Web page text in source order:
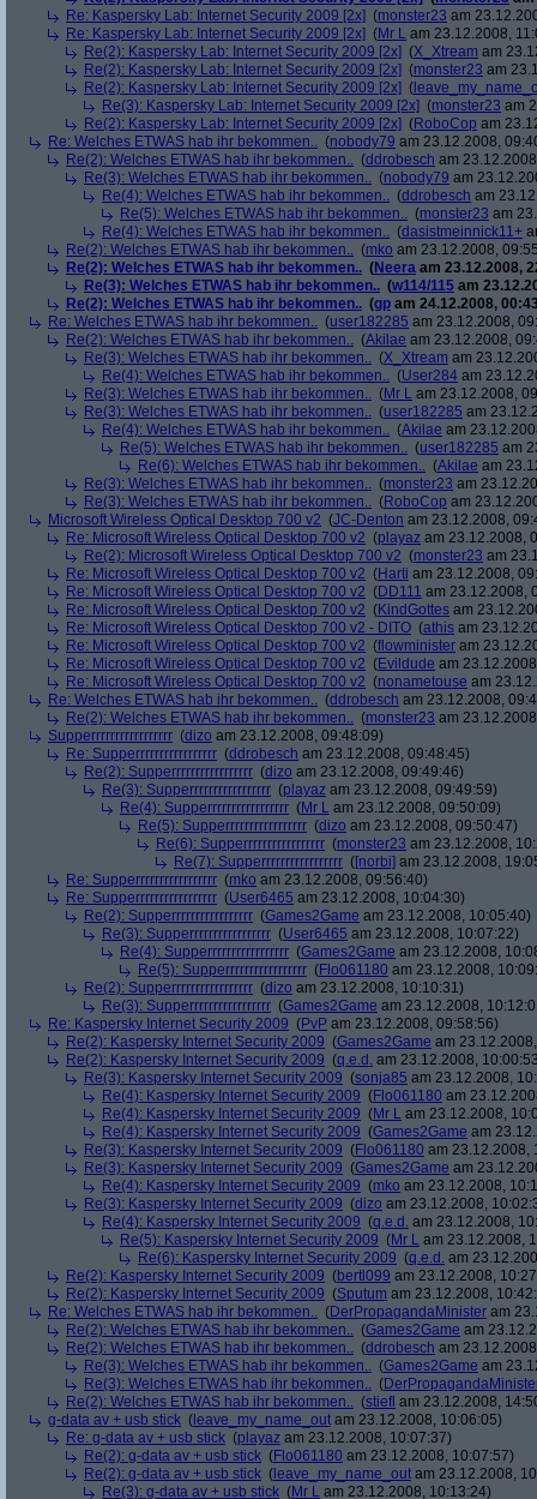
Re: Kaspersky Lab: Internet Security 2009 [2x] (monster23 am
Re: Kaspersky Lab: Internet Security 2009 [2x] (Mr L am 23.12.2008,
Re(2): Kaspersky Lab: Internet Security 2009 [2x] (X_Xtream am
Re(2): Kaspersky Lab: Internet Security 2009 [2x] (monster23 am
Re(2): Kaspersky Lab: Internet Security 2009 [2x] (
Re(3): Kaspersky Lab: Internet Security 2009 [2x] (monster23 am
Re(2): Kaspersky Lab: Internet Security 2009 [2x] (RoboCop am
Re: Welches ETWAS hab ihr bekommen.. (nobody79 am 23.12.2008,
Re(2): Welches ETWAS hab ihr bekommen.. (ddrobesch am
Re(3): Welches ETWAS hab ihr bekommen.. (nobody79 am
Re(4): Welches ETWAS hab ihr bekommen.. (ddrobesch am
Re(5): Welches ETWAS hab ihr bekommen.. (monster23 am
Re(4): Welches ETWAS hab ihr bekommen.. (dasistmeinnick11+
Re(2): Welches ETWAS hab ihr bekommen.. (mko am 23.12.2008,
Re(2): Welches ETWAS hab ihr bekommen.. (Neera am 23.12.2008,
Re(3): Welches ETWAS hab ihr bekommen.. (w114/115 am
Re(2): Welches ETWAS hab ihr bekommen.. (gp am 24.12.2008,
Re: Welches ETWAS hab ihr bekommen.. (user182285 am 23.12.2008,
Re(2): Welches ETWAS hab ihr bekommen.. (Akilae am 23.12.2008,
Re(3): Welches ETWAS hab ihr bekommen.. (X_Xtream am
Re(4): Welches ETWAS hab ihr bekommen.. (User284 am
Re(3): Welches ETWAS hab ihr bekommen.. (Mr L am 23.12.2008,
Re(3): Welches ETWAS hab ihr bekommen.. (user182285 am
Re(4): Welches ETWAS hab ihr bekommen.. (Akilae am
Re(5): Welches ETWAS hab ihr bekommen.. (user182285 am
Re(6): Welches ETWAS hab ihr bekommen.. (Akilae am
Re(3): Welches ETWAS hab ihr bekommen.. (monster23 am
Re(3): Welches ETWAS hab ihr bekommen.. (RoboCop am
Microsoft Wireless Optical Desktop 700 v2 (JC-Denton am 23.12.2008,
Re: Microsoft Wireless Optical Desktop 700 v2 (playaz am 23.12.2008,
Re(2): Microsoft Wireless Optical Desktop 700 v2 (monster23 am
Re: Microsoft Wireless Optical Desktop 700 v2 (Harti am 23.12.2008,
Re: Microsoft Wireless Optical Desktop 700 v2 (DD111 am 23.12.2008,
Re: Microsoft Wireless Optical Desktop 700 v2 (KindGottes am
Re: Microsoft Wireless Optical Desktop 700 v2 - DITO (athis am
Re: Microsoft Wireless Optical Desktop 700 v2 (flowminister am
Re: Microsoft Wireless Optical Desktop 700 v2 (Evildude am
Re: Microsoft Wireless Optical Desktop 700 v2 (nonametouse am
Re: Welches ETWAS hab ihr bekommen.. (ddrobesch am 23.12.2008,
Re(2): Welches ETWAS hab ihr bekommen.. (monster23 am
Supperrrrrrrrrrrrrrrrr (dizo am 23.12.2008, 09:48:09)
Re: Supperrrrrrrrrrrrrrrrr (ddrobesch am 23.12.2008, 09:48:45)
Re(2): Supperrrrrrrrrrrrrrrrr (dizo am 23.12.2008, 09:49:46)
Re(3): Supperrrrrrrrrrrrrrrrr (playaz am 23.12.2008, 09:49:59)
Re(4): Supperrrrrrrrrrrrrrrrr (Mr L am 23.12.2008, 09:50:09)
Re(5): Supperrrrrrrrrrrrrrrrr (dizo am 23.12.2008, 09:50:47)
Re(6): Supperrrrrrrrrrrrrrrrr (monster23 am 23.12.2008,
Re(7): Supperrrrrrrrrrrrrrrrr ([norbi] am 23.12.2008,
Re: Supperrrrrrrrrrrrrrrrr (mko am 23.12.2008, 09:56:40)
Re: Supperrrrrrrrrrrrrrrrr (User6465 am 23.12.2008, 10:04:30)
Re(2): Supperrrrrrrrrrrrrrrrr (Games2Game am 23.12.2008, 10:05:40)
Re(3): Supperrrrrrrrrrrrrrrrr (User6465 am 23.12.2008, 10:07:22)
Re(4): Supperrrrrrrrrrrrrrrrr (Games2Game am 23.12.2008,
Re(5): Supperrrrrrrrrrrrrrrrr (Flo061180 am 23.12.2008,
Re(2): Supperrrrrrrrrrrrrrrrr (dizo am 23.12.2008, 10:10:31)
Re(3): Supperrrrrrrrrrrrrrrrr (Games2Game am 23.12.2008,
Re: Kaspersky Internet Security 2009 (PvP am 23.12.2008, 09:58:56)
Re(2): Kaspersky Internet Security 2009 (Games2Game am
Re(2): Kaspersky Internet Security 2009 (q.e.d. am 23.12.2008,
Re(3): Kaspersky Internet Security 2009 (sonja85 am 23.12.2008,
Re(4): Kaspersky Internet Security 2009 (Flo061180 am
Re(4): Kaspersky Internet Security 2009 (Mr L am 23.12.2008,
Re(4): Kaspersky Internet Security 2009 (Games2Game am
Re(3): Kaspersky Internet Security 2009 (Flo061180 am 23.12.2008,
Re(3): Kaspersky Internet Security 2009 (Games2Game am
Re(4): Kaspersky Internet Security 2009 (mko am 23.12.2008,
Re(3): Kaspersky Internet Security 2009 (dizo am 23.12.2008,
Re(4): Kaspersky Internet Security 2009 (q.e.d. am 23.12.2008,
Re(5): Kaspersky Internet Security 2009 (Mr L am 23.12.2008,
Re(6): Kaspersky Internet Security 2009 (q.e.d. am
Re(2): Kaspersky Internet Security 2009 (bertl099 am 23.12.2008,
Re(2): Kaspersky Internet Security 2009 (Sputum am 23.12.2008,
Re: Welches ETWAS hab ihr bekommen.. (DerPropagandaMinister am
Re(2): Welches ETWAS hab ihr bekommen.. (Games2Game am
Re(2): Welches ETWAS hab ihr bekommen.. (ddrobesch am
Re(3): Welches ETWAS hab ihr bekommen.. (Games2Game am
Re(3): Welches ETWAS hab ihr bekommen.. (
Re(2): Welches ETWAS hab ihr bekommen.. (stiefl am 23.12.2008,
g-data av + usb stick ( leave_my_name_out am 23.12.2008, 10:06:05)
Re: g-data av + usb stick (playaz am 23.12.2008, 10:07:37)
Re(2): g-data av + usb stick (Flo061180 am 23.12.2008, 10:07:57)
Re(2): g-data av + usb stick ( leave_my_name_out am 23.12.2008,
Re(3): g-data av + usb stick (Mr L am 23.12.2008, 10:13:24)